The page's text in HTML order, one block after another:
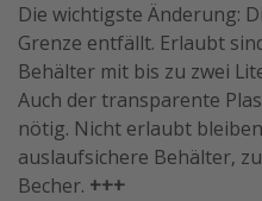
Die wichtigste Änderung:
Grenze entfällt. Erlaubt
Behälter mit bis zu zwei
Auch der transparente
nötig. Nicht erlaubt
auslaufsichere Behälter,
Becher. +++